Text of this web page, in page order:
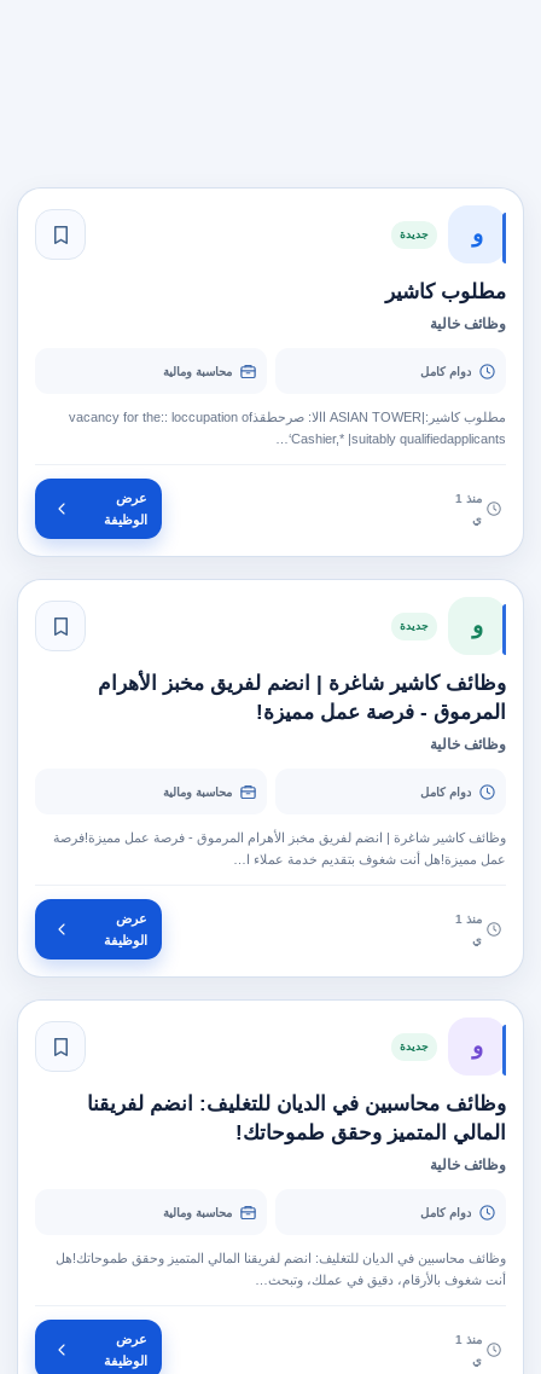
و جديدة
مطلوب كاشير
وظائف خالية
دوام كامل محاسبة ومالية
مطلوب كاشير:|ASIAN TOWER ‏االا‎: ‏صرحطقذ‎ vacancy for the:: loccupation of
Cashier,* |suitably qualifiedapplicants‘…
منذ 1
ي
عرض
الوظيفة
و جديدة
وظائف كاشير شاغرة | انضم لفريق مخبز الأهرام
المرموق - فرصة عمل مميزة!
وظائف خالية
دوام كامل محاسبة ومالية
وظائف كاشير شاغرة | انضم لفريق مخبز الأهرام المرموق - فرصة عمل مميزة!فرصة
عمل مميزة!هل أنت شغوف بتقديم خدمة عملاء ا…
منذ 1
ي
عرض
الوظيفة
و جديدة
وظائف محاسبين في الديان للتغليف: انضم لفريقنا
المالي المتميز وحقق طموحاتك!
وظائف خالية
دوام كامل محاسبة ومالية
وظائف محاسبين في الديان للتغليف: انضم لفريقنا المالي المتميز وحقق طموحاتك!هل
أنت شغوف بالأرقام، دقيق في عملك، وتبحث…
منذ 1
ي
عرض
الوظيفة